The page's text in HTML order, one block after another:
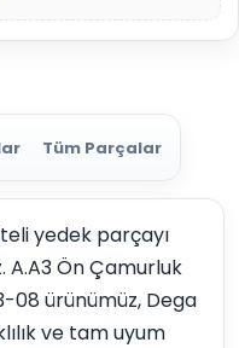
Tüm Parçalar
yedek parçayı
A.A3 Ön Çamurluk
08 ürünümüz, Dega
ve tam uyum